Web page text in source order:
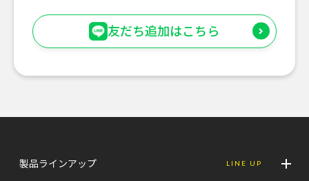
友だち追加はこちら
製品ラインアップ LINE UP